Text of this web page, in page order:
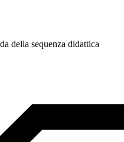
della sequenza didattica